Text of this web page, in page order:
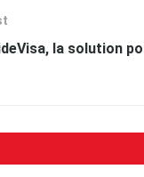
la solution